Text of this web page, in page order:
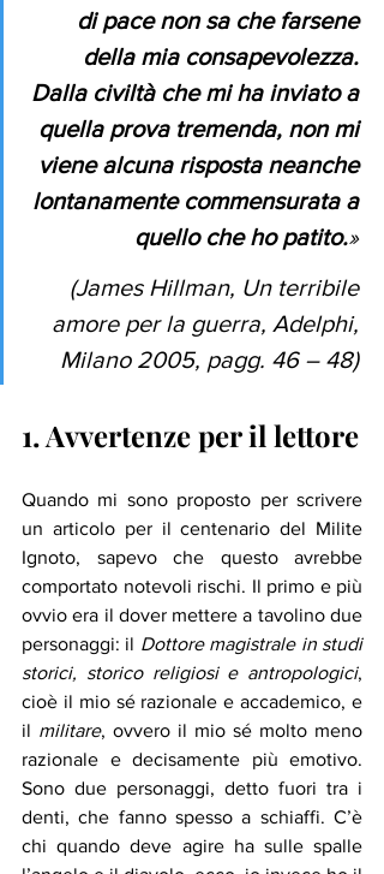
di pace non sa che farsene
della mia consapevolezza.
Dalla civiltà che mi ha inviato a
quella prova tremenda, non mi
viene alcuna risposta neanche
lontanamente commensurata a
quello che ho patito.»
(James Hillman, Un terribile
amore per la guerra, Adelphi,
Milano 2005, pagg. 46 – 48)
1. Avvertenze per il lettore
Quando mi sono proposto per scrivere
un articolo per il centenario del Milite
Ignoto, sapevo che questo avrebbe
comportato notevoli rischi. Il primo e più
ovvio era il dover mettere a tavolino due
personaggi: il Dottore magistrale in studi
storici, storico religiosi e antropologici,
cioè il mio sé razionale e accademico, e
il militare, ovvero il mio sé molto meno
razionale e decisamente più emotivo.
Sono due personaggi, detto fuori tra i
denti, che fanno spesso a schiaffi. C’è
chi quando deve agire ha sulle spalle